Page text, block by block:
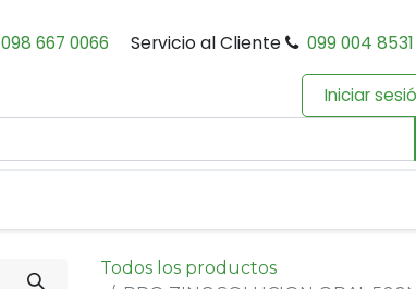
098 667 0066 Servicio al Cliente 099 004 8531
Iniciar
Todos los productos